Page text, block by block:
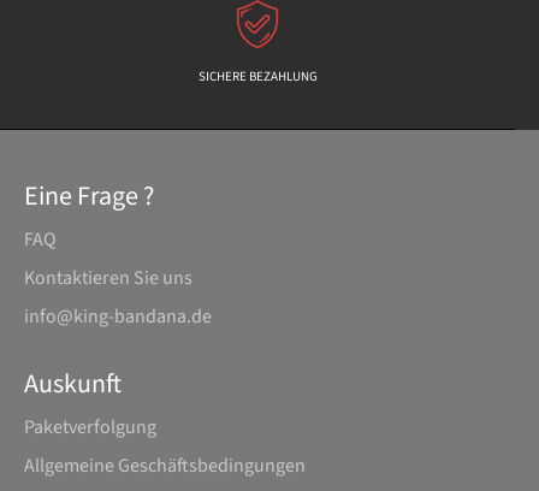
SICHERE BEZAHLUNG
Eine Frage ?
FAQ
Kontaktieren Sie uns
info@king-bandana.de
Auskunft
Paketverfolgung
Allgemeine Geschäftsbedingungen